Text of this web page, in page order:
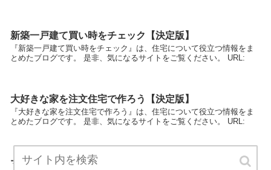
新築一戸建て買い時をチェック【決定版】
『新築一戸建て買い時をチェック』は、住宅について役立つ情報をま
とめたブログです。 是非、気になるサイトをご覧ください。 URL:
大好きな家を注文住宅で作ろう【決定版】
『大好きな家を注文住宅で作ろう』は、住宅について役立つ情報をま
とめたブログです。 是非、気になるサイトをご覧ください。 URL:
マイホーム体験談【決定版】